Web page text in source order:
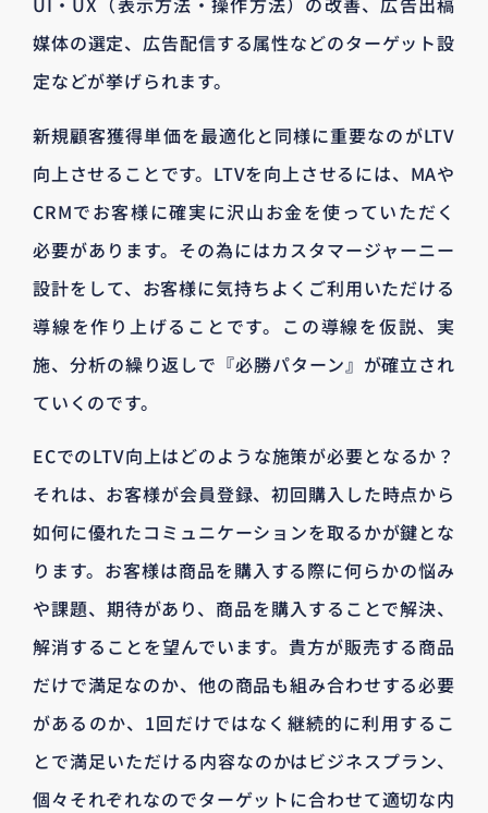
媒体の選定、広告配信する属性などのターゲット設
定などが挙げられます。
新規顧客獲得単価を最適化と同様に重要なのがLTV
向上させることです。LTVを向上させるには、MAや
CRMでお客様に確実に沢山お金を使っていただく
必要があります。その為にはカスタマージャーニー
設計をして、お客様に気持ちよくご利用いただける
導線を作り上げることです。この導線を仮説、実
施、分析の繰り返しで『必勝パターン』が確立され
ていくのです。
ECでのLTV向上はどのような施策が必要となるか？
それは、お客様が会員登録、初回購入した時点から
如何に優れたコミュニケーションを取るかが鍵とな
ります。お客様は商品を購入する際に何らかの悩み
や課題、期待があり、商品を購入することで解決、
解消することを望んでいます。貴方が販売する商品
だけで満足なのか、他の商品も組み合わせする必要
があるのか、1回だけではなく継続的に利用するこ
とで満足いただける内容なのかはビジネスプラン、
個々それぞれなのでターゲットに合わせて適切な内